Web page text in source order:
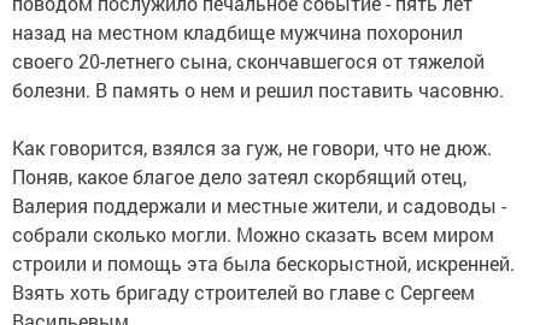
назад на местном кладбище мужчина похоронил
своего 20-летнего сына, скончавшегося от тяжелой
болезни. В память о нем и решил поставить часовню.
Как говорится, взялся за гуж, не говори, что не дюж.
Поняв, какое благое дело затеял скорбящий отец,
Валерия поддержали и местные жители, и садоводы -
собрали сколько могли. Можно сказать всем миром
строили и помощь эта была бескорыстной, искренней.
Взять хоть бригаду строителей во главе с Сергеем